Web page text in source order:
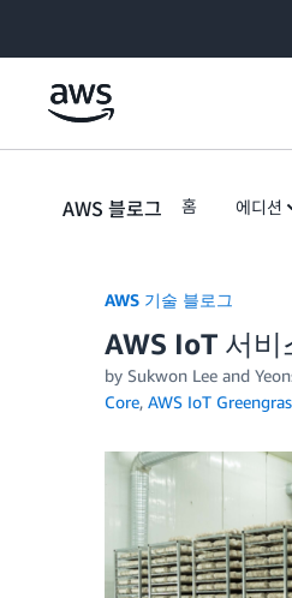
AWS 블로그 홈 에디션
AWS 기술 블로그
AWS IoT 서
by Sukwon Lee and
Core, AWS IoT